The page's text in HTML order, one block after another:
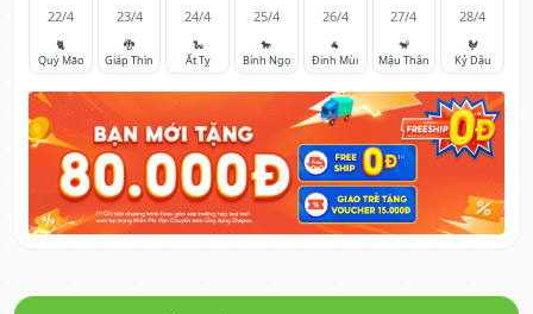
22/4
🐈
Quý Mão
23/4
🐉
Giáp Thìn
24/4
🐍
Ất Tỵ
25/4
🐎
Bính Ngọ
26/4
🐐
Đinh Mùi
27/4
🐒
Mậu Thân
28/4
🐓
Kỷ Dậu